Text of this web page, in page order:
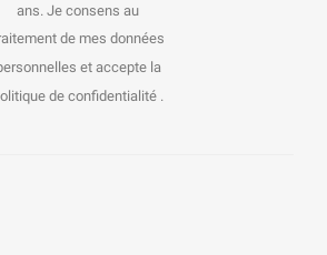
ans. Je consens au
de mes données
et accepte la
de confidentialité .